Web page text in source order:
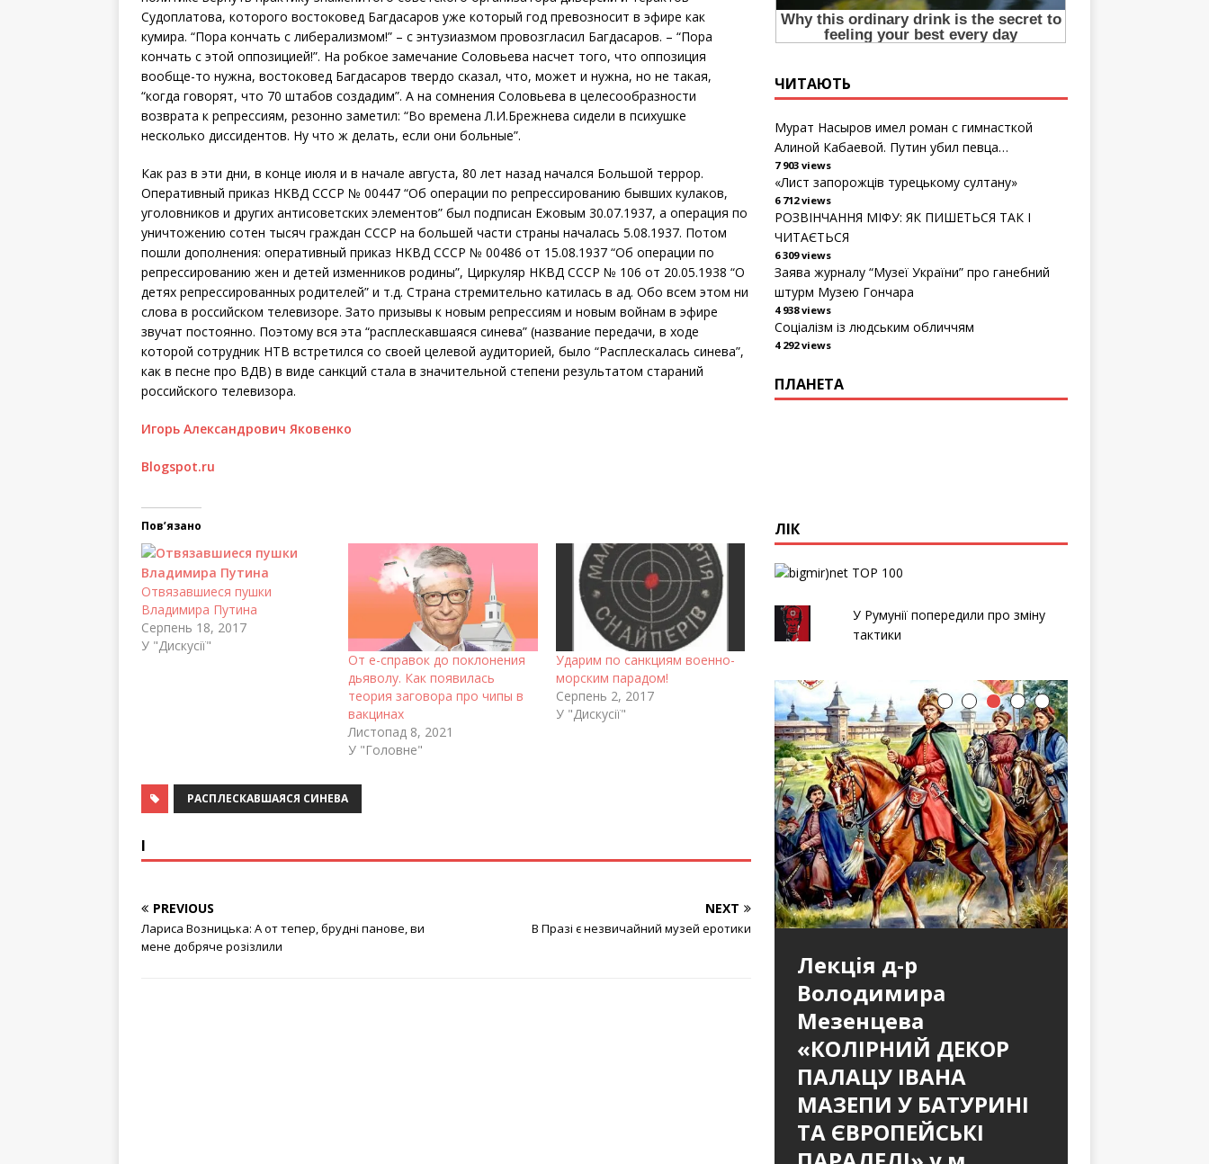
Судоплатова, которого востоковед Багдасаров уже который год превозносит в эфире как
кумира. “Пора кончать с либерализмом!” – с энтузиазмом провозгласил Багдасаров. – “Пора
кончать с этой оппозицией!”. На робкое замечание Соловьева насчет того, что оппозиция
вообще-то нужна, востоковед Багдасаров твердо сказал, что, может и нужна, но не такая,
“когда говорят, что 70 штабов создадим”. А на сомнения Соловьева в целесообразности
возврата к репрессиям, резонно заметил: “Во времена Л.И.Брежнева сидели в психушке
несколько диссидентов. Ну что ж делать, если они больные”.
Как раз в эти дни, в конце июля и в начале августа, 80 лет назад начался Большой террор.
Оперативный приказ НКВД СССР № 00447 “Об операции по репрессированию бывших кулаков,
уголовников и других антисоветских элементов” был подписан Ежовым 30.07.1937, а операция по
уничтожению сотен тысяч граждан СССР на большей части страны началась 5.08.1937. Потом
пошли дополнения: оперативный приказ НКВД СССР № 00486 от 15.08.1937 “Об операции по
репрессированию жен и детей изменников родины”, Циркуляр НКВД СССР № 106 от 20.05.1938 “О
детях репрессированных родителей” и т.д. Страна стремительно катилась в ад. Обо всем этом ни
слова в российском телевизоре. Зато призывы к новым репрессиям и новым войнам в эфире
звучат постоянно. Поэтому вся эта “расплескавшаяся синева” (название передачи, в ходе
которой сотрудник НТВ встретился со своей целевой аудиторией, было “Расплескалась синева”,
как в песне про ВДВ) в виде санкций стала в значительной степени результатом стараний
российского телевизора.
Игорь Александрович Яковенко
Blogspot.ru
Пов’язано
Отвязавшиеся пушки
Владимира Путина
Серпень 18, 2017
У "Дискусії"
От e-справок до поклонения
дьяволу. Как появилась
теория заговора про чипы в
вакцинах
Листопад 8, 2021
У "Головне"
Ударим по санкциям военно-
морским парадом!
Серпень 2, 2017
У "Дискусії"
РАСПЛЕСКАВШАЯСЯ СИНЕВА
І
PREVIOUS
Лариса Возницька: А от тепер, брудні панове, ви
мене добряче розізлили
NEXT
В Празі є незвичайний музей еротики
ЧИТАЮТЬ
Мурат Насыров имел роман с гимнасткой
Алиной Кабаевой. Путин убил певца…
7 903 views
«Лист запорожців турецькому султану»
6 712 views
РОЗВІНЧАННЯ МІФУ: ЯК ПИШЕТЬСЯ ТАК І
ЧИТАЄТЬСЯ
6 309 views
Заява журналу “Музеї України” про ганебний
штурм Музею Гончара
4 938 views
Соціалізм із людським обличчям
4 292 views
ПЛАНЕТА
ЛІК
У Румунії попередили про зміну
тактики
Лекція д-р
Володимира
Мезенцева
«КОЛІРНИЙ ДЕКОР
ПАЛАЦУ ІВАНА
МАЗЕПИ У БАТУРИНІ
ТА ЄВРОПЕЙСЬКІ